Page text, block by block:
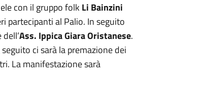
con il gruppo folk Li Bainzini
partecipanti al Palio. In seguito
Ass. Ippica Giara Oristanese.
seguito ci sarà la premazione dei
La manifestazione sarà